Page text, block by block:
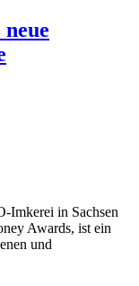
Imkerei in Sachsen
Awards, ist ein
und